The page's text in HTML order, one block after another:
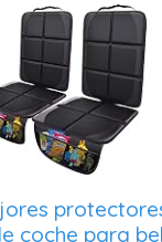
coche para